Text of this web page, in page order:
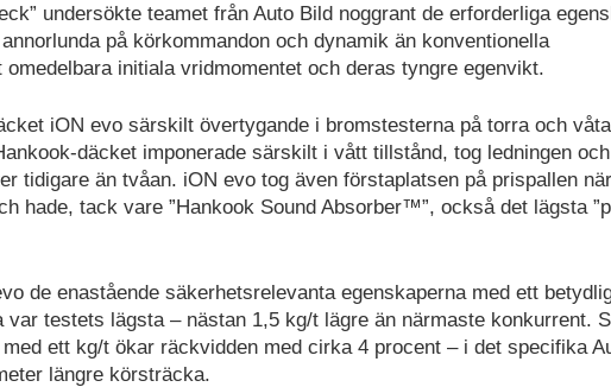
undersökte teamet från Auto Bild noggrant de erforderliga
på körkommandon och dynamik än konventionella
initiala vridmomentet och deras tyngre egenvikt.
iON evo särskilt övertygande i bromstesterna på torra och
däcket imponerade särskilt i vått tillstånd, tog ledningen
tidigare än tvåan. iON evo tog även förstaplatsen på prispallen
hade, tack vare ”Hankook Sound Absorber™”, också det lägsta
de enastående säkerhetsrelevanta egenskaperna med ett
testets lägsta – nästan 1,5 kg/t lägre än närmaste konkurrent.
ett kg/t ökar räckvidden med cirka 4 procent – i det specifika
längre körsträcka.